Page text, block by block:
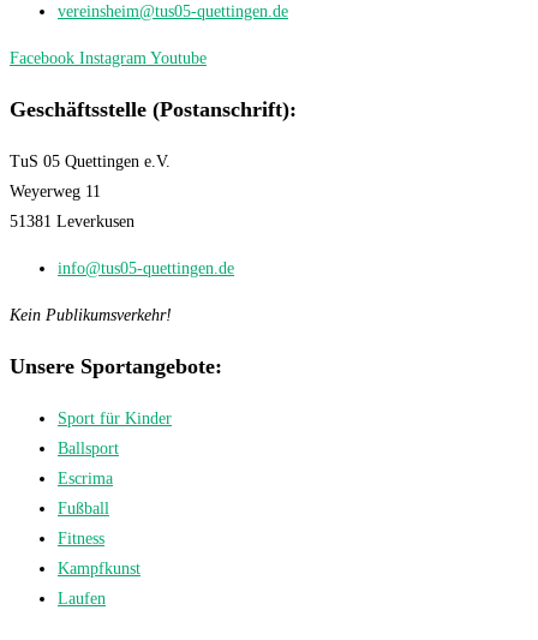
vereinsheim@tus05-quettingen.de
Facebook Instagram Youtube
Geschäftsstelle (Postanschrift):
TuS 05 Quettingen e.V.
Weyerweg 11
51381 Leverkusen
info@tus05-quettingen.de
Kein Publikumsverkehr!
Unsere Sportangebote:
Sport für Kinder
Ballsport
Escrima
Fußball
Fitness
Kampfkunst
Laufen